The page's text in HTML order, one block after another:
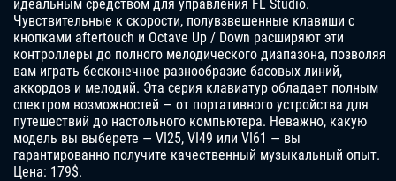
идеальным средством для управления FL Studio.
Чувствительные к скорости, полувзвешенные клавиши с
кнопками aftertouch и Octave Up / Down расширяют эти
контроллеры до полного мелодического диапазона, позволяя
вам играть бесконечное разнообразие басовых линий,
аккордов и мелодий. Эта серия клавиатур обладает полным
спектром возможностей — от портативного устройства для
путешествий до настольного компьютера. Неважно, какую
модель вы выберете — VI25, VI49 или VI61 — вы
гарантированно получите качественный музыкальный опыт.
Цена: 179$.